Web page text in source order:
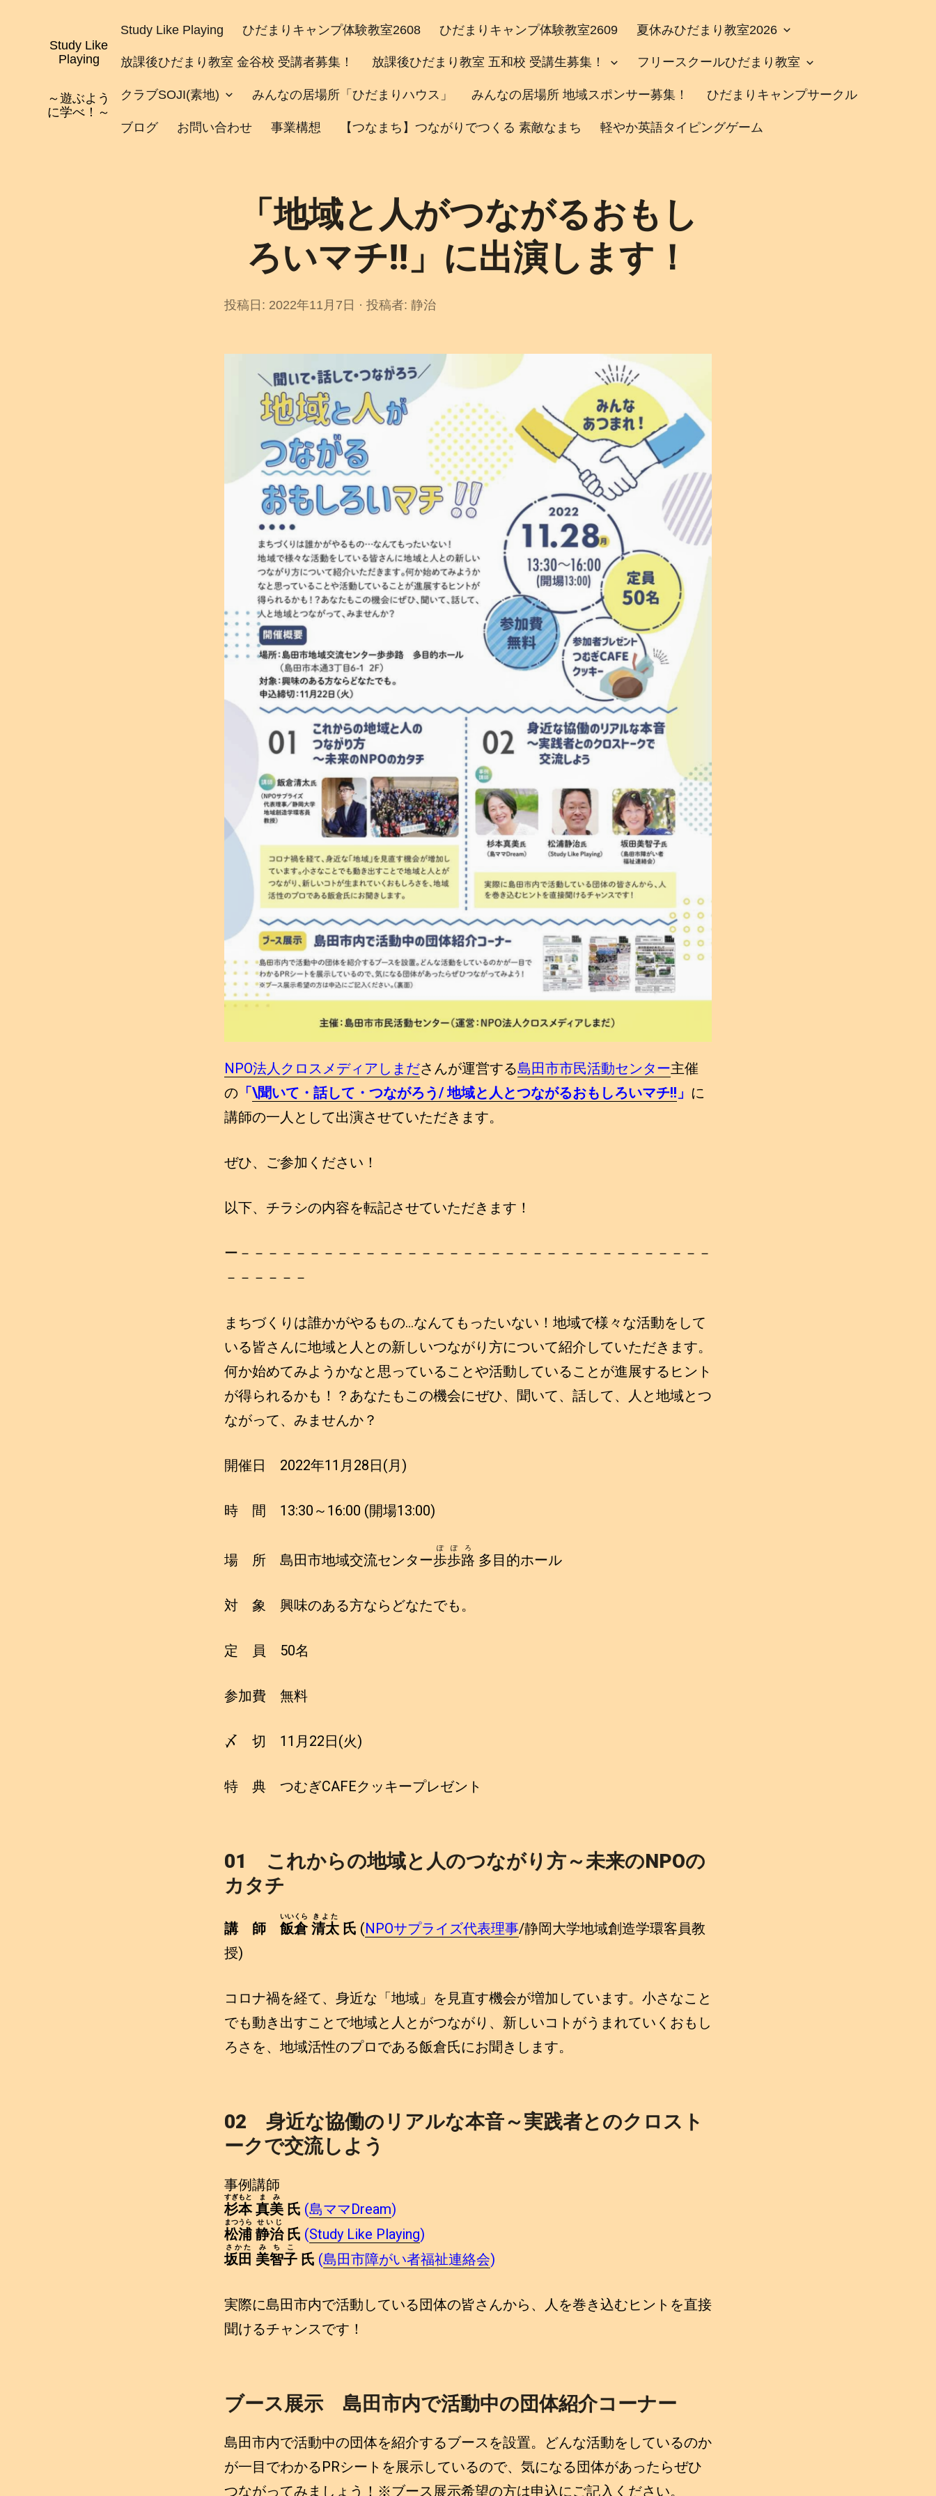
Study Like
Playing
～遊ぶよう
に学べ！～
Study Like Playing ひだまりキャンプ体験教室2608 ひだまりキャンプ体験教室2609 夏休みひだまり教室2026
放課後ひだまり教室 金谷校 受講者募集！ 放課後ひだまり教室 五和校 受講生募集！ フリースクールひだまり教室
クラブSOJI(素地) みんなの居場所「ひだまりハウス」 みんなの居場所 地域スポンサー募集！ ひだまりキャンプサークル
ブログ お問い合わせ 事業構想 【つなまち】つながりでつくる 素敵なまち 軽やか英語タイピングゲーム
「地域と人がつながるおもし
ろいマチ!!」に出演します！
投稿日: 2022年11月7日 2
1
月
7
投稿者: 静治
NPO法人クロスメディアしまださんが運営する島田市市民活動センター主催
の 「\聞いて・話して・つながろう/ 地域と人とつながるおもしろいマチ!! 」 に
講師の一人として出演させていただきます。
ぜひ、ご参加ください！
以下、チラシの内容を転記させていただきます！
ー－－－－－－－－－－－－－－－－－－－－－－－－－－－－－－－－－－
－－－－－－
まちづくりは誰かがやるもの…なんてもったいない！地域で様々な活動をして
いる皆さんに地域と人との新しいつながり方について紹介していただきます。
何か始めてみようかなと思っていることや活動していることが進展するヒント
が得られるかも！？あなたもこの機会にぜひ、聞いて、話して、人と地域とつ
ながって、みませんか？
開催日 2022年11月28日(月)
時 間 13:30～16:00 (開場13:00)
場 所 島田市地域交流センター歩歩路
ぽぽろ
多目的ホール
対 象 興味のある方ならどなたでも。
定 員 50名
参加費 無料
〆 切 11月22日(火)
特 典 つむぎCAFEクッキープレゼント
01 これからの地域と人のつながり方～未来のNPOの
カタチ
講 師 飯倉
いいくら
清太
きよた
氏 (NPOサプライズ代表理事/静岡大学地域創造学環客員教
授)
コロナ禍を経て、身近な「地域」を見直す機会が増加しています。小さなこと
でも動き出すことで地域と人とがつながり、新しいコトがうまれていくおもし
ろさを、地域活性のプロである飯倉氏にお聞きします。
02 身近な協働のリアルな本音～実践者とのクロスト
ークで交流しよう
事例講師
杉本
すぎもと
真美
まみ
氏 (島ママDream)
松浦
まつうら
静治
せいじ
氏 (Study Like Playing)
坂田
さかた
美智子
みちこ
氏 (島田市障がい者福祉連絡会)
実際に島田市内で活動している団体の皆さんから、人を巻き込むヒントを直接
聞けるチャンスです！
ブース展示 島田市内で活動中の団体紹介コーナー
島田市内で活動中の団体を紹介するブースを設置。どんな活動をしているのか
が一目でわかるPRシートを展示しているので、気になる団体があったらぜひ
つながってみましょう！※ブース展示希望の方は申込にご記入ください。